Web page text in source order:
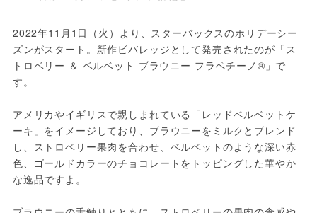
2022年11月1日（火）より、スターバックスのホリデーシー
ズンがスタート。新作ビバレッジとして発売されたのが「ス
トロベリー ＆ ベルベット ブラウニー フラペチーノ®」で
す。
アメリカやイギリスで親しまれている「レッドベルベットケ
ーキ」をイメージしており、ブラウニーをミルクとブレンド
し、ストロベリー果肉を合わせ、ベルベットのような深い赤
色、ゴールドカラーのチョコレートをトッピングした華やか
な逸品ですよ。